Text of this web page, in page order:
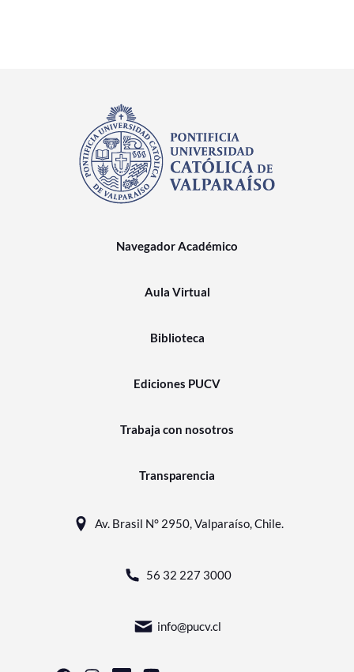
Navegador Académico
Aula Virtual
Biblioteca
Ediciones PUCV
Trabaja con nosotros
Transparencia
Av. Brasil N° 2950, Valparaíso, Chile.
56 32 227 3000
info@pucv.cl